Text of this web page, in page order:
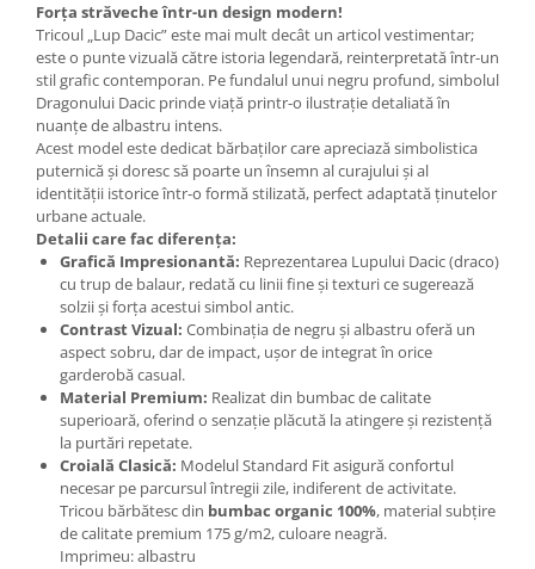
Forța străveche într-un design modern!
Tricoul „Lup Dacic” este mai mult decât un articol vestimentar;
este o punte vizuală către istoria legendară, reinterpretată într-un
stil grafic contemporan. Pe fundalul unui negru profund, simbolul
Dragonului Dacic prinde viață printr-o ilustrație detaliată în
nuanțe de albastru intens.
Acest model este dedicat bărbaților care apreciază simbolistica
puternică și doresc să poarte un însemn al curajului și al
identității istorice într-o formă stilizată, perfect adaptată ținutelor
urbane actuale.
Detalii care fac diferența:
Grafică Impresionantă: Reprezentarea Lupului Dacic (draco)
cu trup de balaur, redată cu linii fine și texturi ce sugerează
solzii și forța acestui simbol antic.
Contrast Vizual: Combinația de negru și albastru oferă un
aspect sobru, dar de impact, ușor de integrat în orice
garderobă casual.
Material Premium: Realizat din bumbac de calitate
superioară, oferind o senzație plăcută la atingere și rezistență
la purtări repetate.
Croială Clasică: Modelul Standard Fit asigură confortul
necesar pe parcursul întregii zile, indiferent de activitate.
Tricou bărbătesc din bumbac organic 100%, material subțire
de calitate premium 175 g/m2, culoare neagră.
Imprimeu: albastru